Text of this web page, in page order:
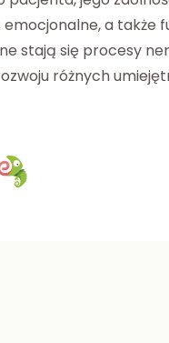
a także
stają się procesy
różnych